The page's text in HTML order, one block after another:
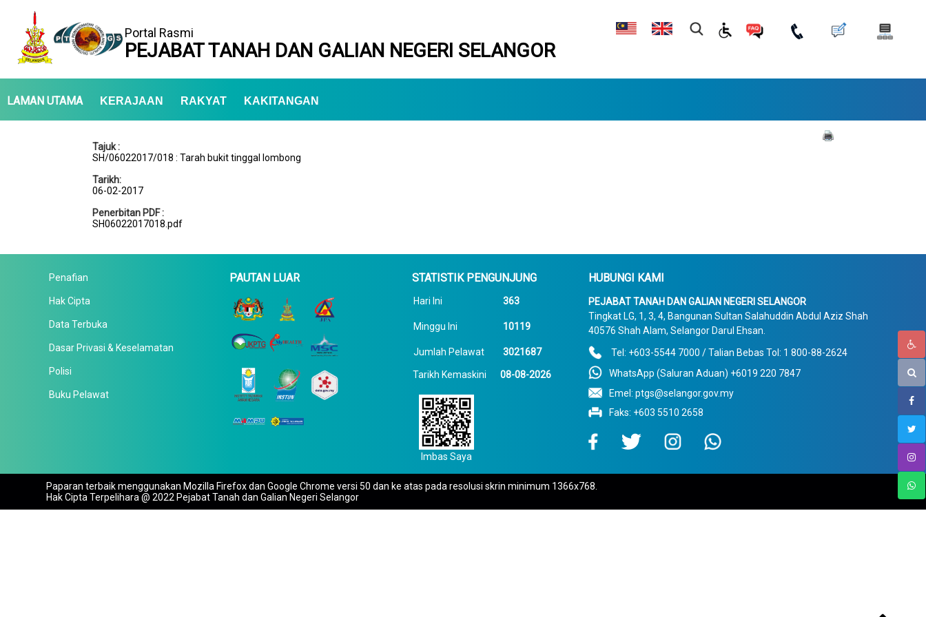
Portal Rasmi
PEJABAT TANAH DAN GALIAN NEGERI SELANGOR
LAMAN UTAMA KERAJAAN RAKYAT KAKITANGAN
Tajuk :
SH/06022017/018 : Tarah bukit tinggal lombong
Tarikh:
06-02-2017
Penerbitan PDF :
SH06022017018.pdf
Penafian
Hak Cipta
Data Terbuka
Dasar Privasi & Keselamatan
Polisi
Buku Pelawat
PAUTAN LUAR STATISTIK PENGUNJUNG
Hari Ini 363
Minggu Ini 10119
Jumlah Pelawat 3021687
Tarikh Kemaskini 08-08-2026
Imbas Saya
HUBUNGI KAMI
PEJABAT TANAH DAN GALIAN NEGERI SELANGOR
Tingkat LG, 1, 3, 4, Bangunan Sultan Salahuddin Abdul Aziz Shah
40576 Shah Alam, Selangor Darul Ehsan.
Tel: +603-5544 7000 / Talian Bebas Tol: 1 800-88-2624
WhatsApp (Saluran Aduan) +6019 220 7847
Emel: ptgs@selangor.gov.my
Faks: +603 5510 2658
Paparan terbaik menggunakan Mozilla Firefox dan Google Chrome versi 50 dan ke atas pada resolusi skrin minimum 1366x768.
Hak Cipta Terpelihara @ 2022 Pejabat Tanah dan Galian Negeri Selangor